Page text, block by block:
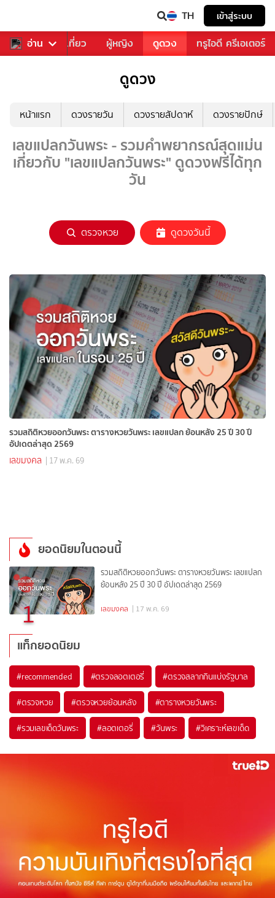
TH เข้าสู่ระบบ
อ่าน
อาหาร ท่องเที่ยว ผู้หญิง ดูดวง ทรูไอดี ครีเอเตอร์
ดูดวง
หน้าแรก ดวงรายวัน ดวงรายสัปดาห์ ดวงรายปักษ์
เลขแปลกวันพระ - รวมคำพยากรณ์สุดแม่น
เกี่ยวกับ "เลขแปลกวันพระ" ดูดวงฟรีได้ทุก
วัน
ตรวจหวย ดูดวงวันนี้
รวมสถิติหวยออกวันพระ ตารางหวยวันพระ เลขแปลก ย้อนหลัง 25 ปี 30 ปี
อัปเดตล่าสุด 2569
เลขมงคล | 17 พ.ค. 69
ยอดนิยมในตอนนี้
1
รวมสถิติหวยออกวันพระ ตารางหวยวันพระ เลขแปลก
ย้อนหลัง 25 ปี 30 ปี อัปเดตล่าสุด 2569
เลขมงคล | 17 พ.ค. 69
แท็กยอดนิยม
#recommended #ตรวจลอตเตอรี่ #ตรวจสลากกินแบ่งรัฐบาล
#ตรวจหวย #ตรวจหวยย้อนหลัง #ตารางหวยวันพระ
#รวมเลขเด็ดวันพระ #ลอตเตอรี่ #วันพระ #วิเคราะห์เลขเด็ด